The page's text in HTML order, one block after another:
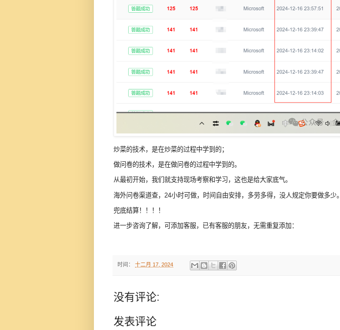
炒菜的技术，是在炒菜的过程中学到的；
做问卷的技术，是在做问卷的过程中学到的。
从最初开始，我们就支持现场考察和学习，这也是给大家底气。
海外问卷渠道查，24小时可做，时间自由安排，多劳多得，没人规定你要做多少。
兜底结算！！！！
进一步咨询了解，可添加客服，已有客服的朋友，无需重复添加：
时间： 十二月 17, 2024
没有评论:
发表评论